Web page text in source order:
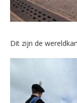
Dit zijn de